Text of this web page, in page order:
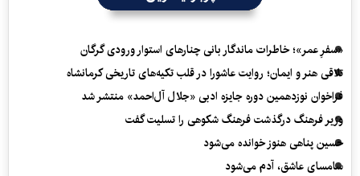
«سفرِ عمر»؛ خاطرات ماندگار بانی چنارهای استوار ورودی گرگان
تلاقی هنر و ایمان؛ روایت عاشورا در قلب تکیه‌های تاریخی کرمانشاه
فراخوان نوزدهمین دوره جایزه ادبی «جلال آل‌احمد» منتشر شد
وزیر فرهنگ درگذشت فرهنگ شکوهی را تسلیت گفت
حسین پناهی هنوز خوانده می‌شود
سامسای عاشق، آدم می‌شود